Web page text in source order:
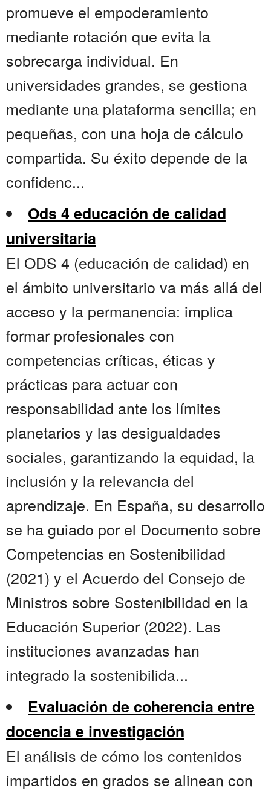
promueve el empoderamiento
mediante rotación que evita la
sobrecarga individual. En
universidades grandes, se gestiona
mediante una plataforma sencilla; en
pequeñas, con una hoja de cálculo
compartida. Su éxito depende de la
confidenc...
Ods 4 educación de calidad
universitaria
El ODS 4 (educación de calidad) en
el ámbito universitario va más allá del
acceso y la permanencia: implica
formar profesionales con
competencias críticas, éticas y
prácticas para actuar con
responsabilidad ante los límites
planetarios y las desigualdades
sociales, garantizando la equidad, la
inclusión y la relevancia del
aprendizaje. En España, su desarrollo
se ha guiado por el Documento sobre
Competencias en Sostenibilidad
(2021) y el Acuerdo del Consejo de
Ministros sobre Sostenibilidad en la
Educación Superior (2022). Las
instituciones avanzadas han
integrado la sostenibilida...
Evaluación de coherencia entre
docencia e investigación
El análisis de cómo los contenidos
impartidos en grados se alinean con